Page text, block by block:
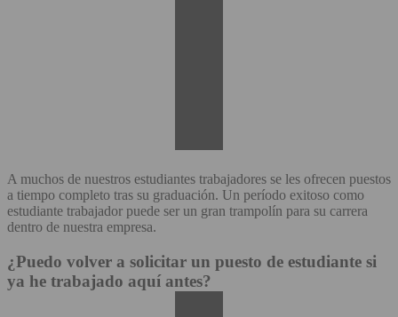
A muchos de nuestros estudiantes trabajadores se les ofrecen puestos
a tiempo completo tras su graduación. Un período exitoso como
estudiante trabajador puede ser un gran trampolín para su carrera
dentro de nuestra empresa.
¿Puedo volver a solicitar un puesto de estudiante si
ya he trabajado aquí antes?